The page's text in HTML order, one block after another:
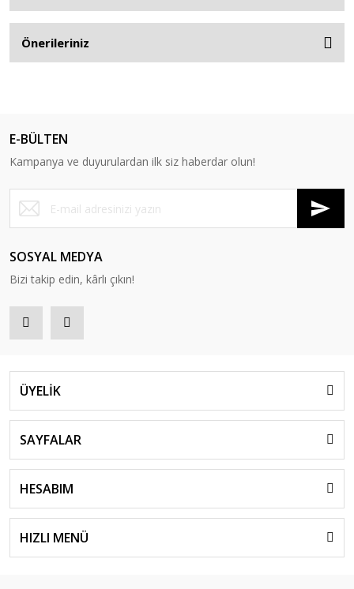
Önerileriniz
E-BÜLTEN
Kampanya ve duyurulardan ilk siz haberdar olun!
SOSYAL MEDYA
Bizi takip edin, kârlı çıkın!
ÜYELİK
SAYFALAR
HESABIM
HIZLI MENÜ